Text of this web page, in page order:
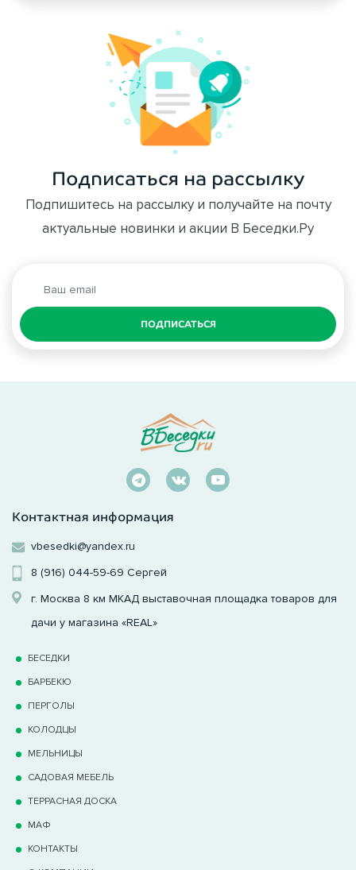
Подписаться на рассылку
Подпишитесь на рассылку и получайте на почту
актуальные новинки и акции В Беседки.Ру
ПОДПИСАТЬСЯ
Контактная информация
vbesedki@yandex.ru
8 (916) 044-59-69 Сергей
г. Москва 8 км МКАД выставочная площадка товаров для
дачи у магазина «REAL»
БЕСЕДКИ
БАРБЕКЮ
ПЕРГОЛЫ
КОЛОДЦЫ
МЕЛЬНИЦЫ
САДОВАЯ МЕБЕЛЬ
ТЕРРАCНАЯ ДОСКА
МАФ
КОНТАКТЫ